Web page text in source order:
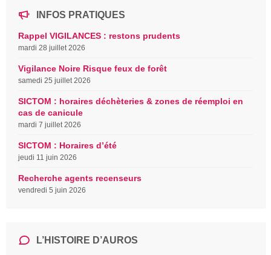
INFOS PRATIQUES
Rappel VIGILANCES : restons prudents
mardi 28 juillet 2026
Vigilance Noire Risque feux de forêt
samedi 25 juillet 2026
SICTOM : horaires déchèteries & zones de réemploi en
cas de canicule
mardi 7 juillet 2026
SICTOM : Horaires d’été
jeudi 11 juin 2026
Recherche agents recenseurs
vendredi 5 juin 2026
L’HISTOIRE D’AUROS